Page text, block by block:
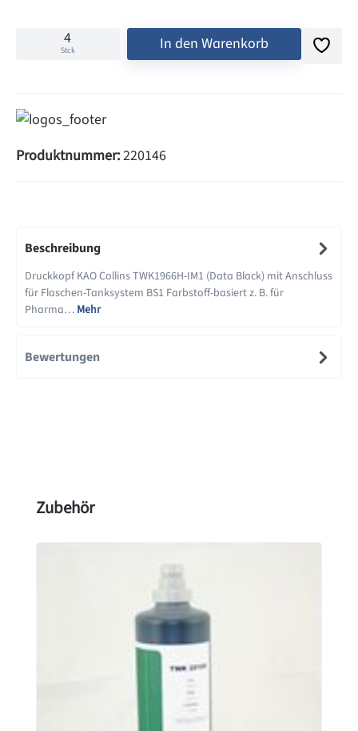
Stck In den Warenkorb
Produktnummer:220146
Beschreibung
Druckkopf KAO Collins TWK1966H-IM1 (Data Black) mit Anschluss
für Flaschen-Tanksystem BS1 Farbstoff-basiert z. B. für
Pharma… Mehr
Bewertungen
Produktgalerie überspringen
Zubehör